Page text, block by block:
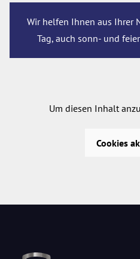
Wir helfen Ihnen aus Ihrer
Tag, auch sonn- und
Um diesen Inhalt
Cookies